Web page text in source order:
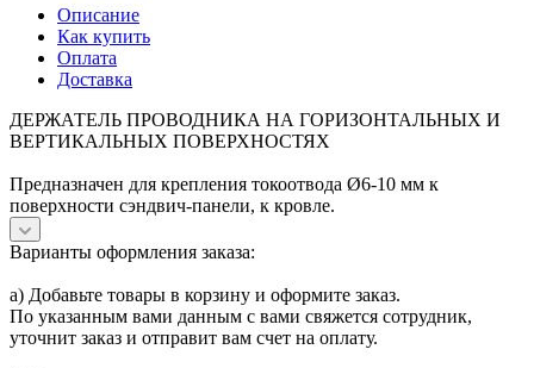
Описание
Как купить
Оплата
Доставка
ДЕРЖАТЕЛЬ ПРОВОДНИКА НА ГОРИЗОНТАЛЬНЫХ И
ВЕРТИКАЛЬНЫХ ПОВЕРХНОСТЯХ
Предназначен для крепления токоотвода Ø6-10 мм к
поверхности сэндвич-панели, к кровле.
Варианты оформления заказа:
а) Добавьте товары в корзину и оформите заказ.
По указанным вами данным с вами свяжется сотрудник,
уточнит заказ и отправит вам счет на оплату.